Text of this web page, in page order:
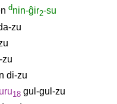
dnin-ĝir2-su
zu
-zu
di-zu
18 gul-gul-zu